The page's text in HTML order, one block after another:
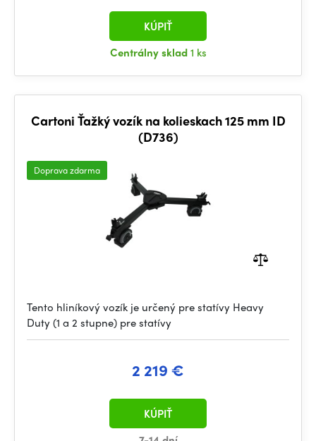
Centrálny sklad1 ks
KÚPIŤ
Cartoni Ťažký vozík na kolieskach 125 mm ID
(D736)
Doprava zdarma
Tento hliníkový vozík je určený pre statívy Heavy
Duty (1 a 2 stupne) pre statívy
2 219 €
KÚPIŤ